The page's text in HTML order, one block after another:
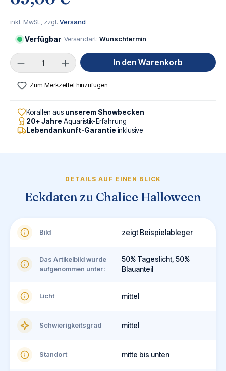
inkl. MwSt., zzgl. Versand
Verfügbar· Versandart: Wunschtermin
Produkt Anzahl: Gib den gewünschten Wert
In den Warenkorb
Zum Merkzettel hinzufügen
Korallen aus unserem Showbecken
20+ Jahre Aquaristik-Erfahrung
Lebendankunft-Garantie inklusive
DETAILS AUF EINEN BLICK
Eckdaten zu Chalice Halloween
Bild zeigt Beispielableger
Das Artikelbild wurde
aufgenommen unter:
50% Tageslicht, 50%
Blauanteil
Licht mittel
Schwierigkeitsgrad mittel
Standort mitte bis unten